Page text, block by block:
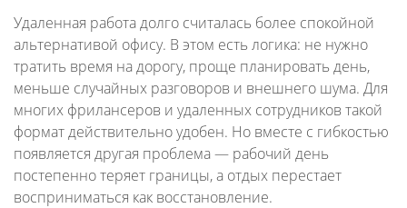
Удаленная работа долго считалась более спокойной
альтернативой офису. В этом есть логика: не нужно
тратить время на дорогу, проще планировать день,
меньше случайных разговоров и внешнего шума. Для
многих фрилансеров и удаленных сотрудников такой
формат действительно удобен. Но вместе с гибкостью
появляется другая проблема — рабочий день
постепенно теряет границы, а отдых перестает
восприниматься как восстановление.